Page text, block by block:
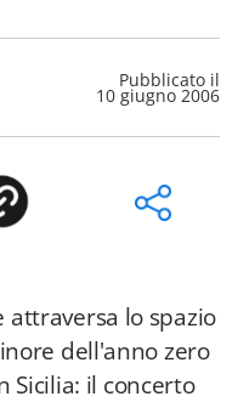
Pubblicato il
10 giugno 2006
attraversa lo spazio
dell'anno zero
Sicilia: il concerto